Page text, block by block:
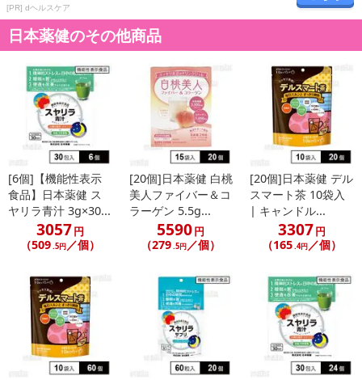
[PR] dヘルスケア
日本薬健のその他商品
[6個]【機能性表示
食品】日本薬健 ス
ヤリラ青汁 3g×30...
3057円
（509.5円／個）
[20個]日本薬健 白桃
美人ファイバー＆コ
ラーゲン 5.5g...
5590円
（279.5円／個）
[20個]日本薬健 デル
スマート茶 10袋入
| キャンドル...
3307円
（165.4円／個）